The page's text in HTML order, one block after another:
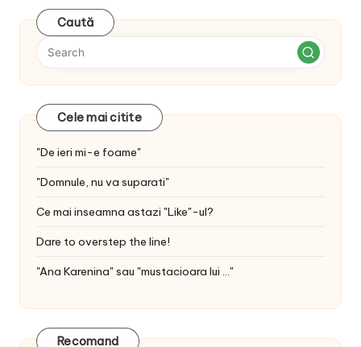
Caută
Cele mai citite
"De ieri mi-e foame"
"Domnule, nu va suparati"
Ce mai inseamna astazi "Like"-ul?
Dare to overstep the line!
"Ana Karenina" sau "mustacioara lui ..."
Recomand